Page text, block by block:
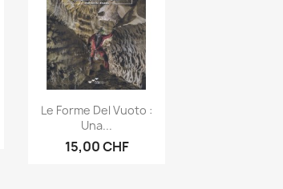
Aperçu rapide
Le Forme Del Vuoto :
Una...
15,00 CHF